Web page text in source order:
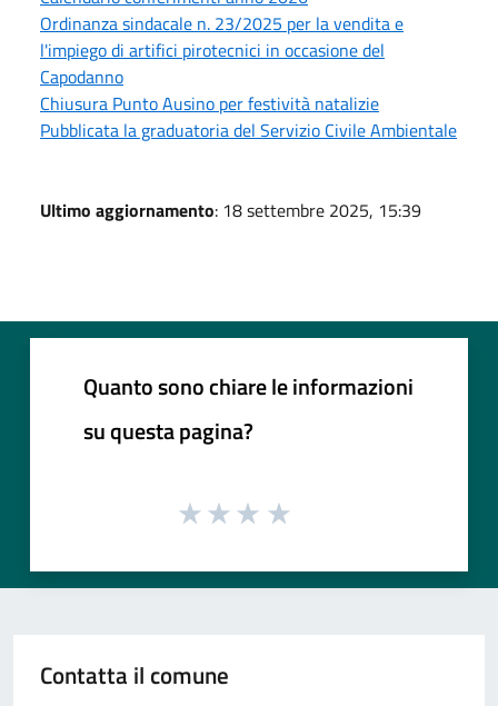
Ordinanza sindacale n. 23/2025 per la vendita e
l'impiego di artifici pirotecnici in occasione del
Capodanno
Chiusura Punto Ausino per festività natalizie
Pubblicata la graduatoria del Servizio Civile Ambientale
Ultimo aggiornamento: 18 settembre 2025, 15:39
Quanto sono chiare le informazioni
su questa pagina?
Contatta il comune